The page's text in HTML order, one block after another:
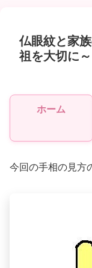
仏眼紋と家
祖を大切に～
ホーム
今回の手相の見方